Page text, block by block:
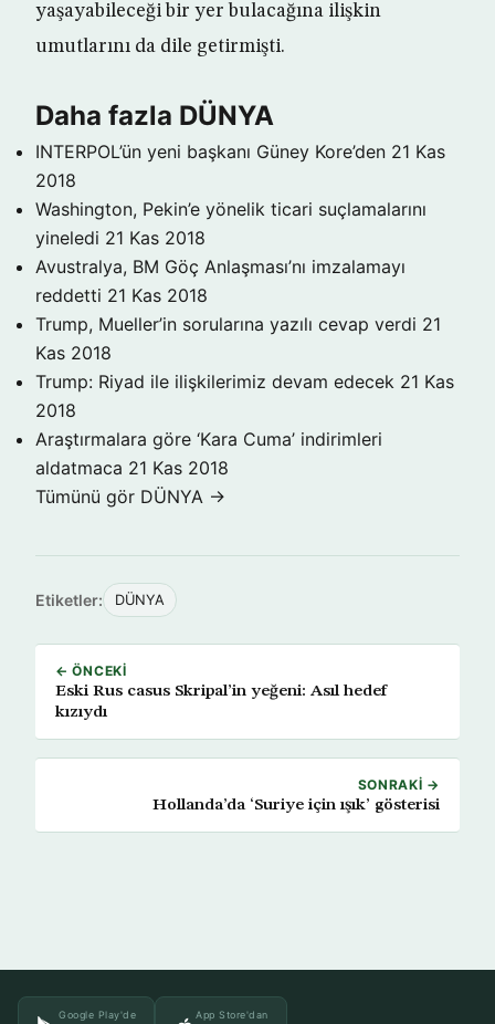
yaşayabileceği bir yer bulacağına ilişkin
umutlarını da dile getirmişti.
Daha fazla DÜNYA
INTERPOL’ün yeni başkanı Güney Kore’den 21 Kas
2018
Washington, Pekin’e yönelik ticari suçlamalarını
yineledi 21 Kas 2018
Avustralya, BM Göç Anlaşması’nı imzalamayı
reddetti 21 Kas 2018
Trump, Mueller’in sorularına yazılı cevap verdi 21
Kas 2018
Trump: Riyad ile ilişkilerimiz devam edecek 21 Kas
2018
Araştırmalara göre ‘Kara Cuma’ indirimleri
aldatmaca 21 Kas 2018
Tümünü gör DÜNYA →
Etiketler: DÜNYA
← ÖNCEKI
Eski Rus casus Skripal’in yeğeni: Asıl hedef
kızıydı
SONRAKI →
Hollanda’da ‘Suriye için ışık’ gösterisi
Google Play'de App Store'dan